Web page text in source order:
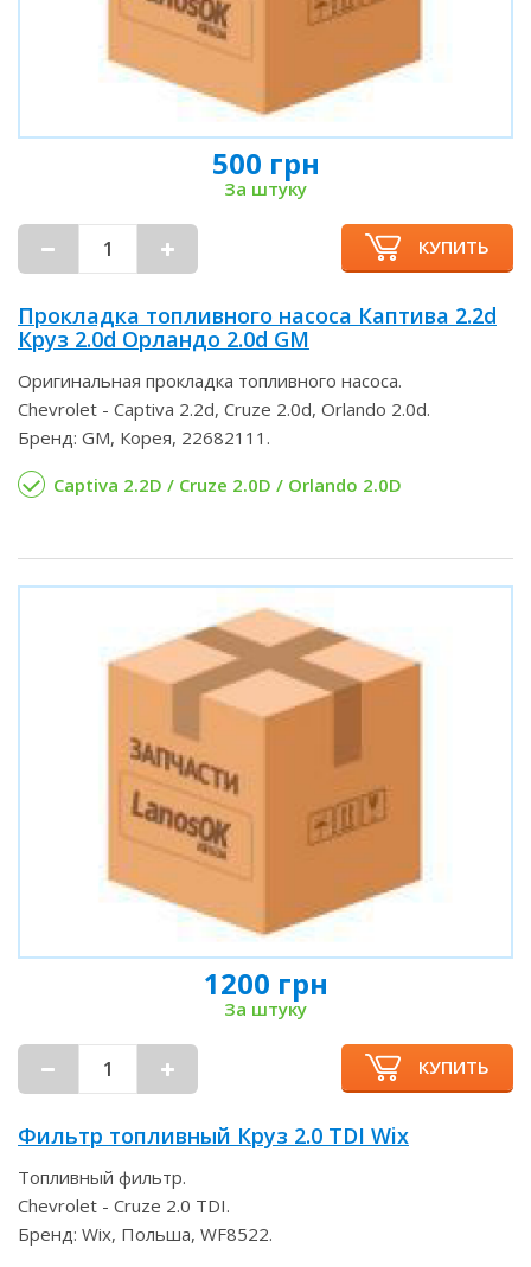
500 грн
За штуку
КУПИТЬ
Прокладка топливного насоса Каптива 2.2d
Круз 2.0d Орландо 2.0d GM
Оригинальная прокладка топливного насоса.
Chevrolet - Captiva 2.2d, Cruze 2.0d, Orlando 2.0d.
Бренд: GM, Корея, 22682111.
Captiva 2.2D / Cruze 2.0D / Orlando 2.0D
1200 грн
За штуку
КУПИТЬ
Фильтр топливный Круз 2.0 TDI Wix
Топливный фильтр.
Chevrolet - Cruze 2.0 TDI.
Бренд: Wix, Польша, WF8522.